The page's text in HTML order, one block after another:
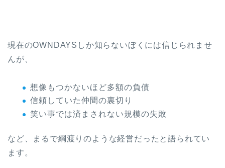
現在のOWNDAYSしか知らないぼくには信じられませ
んが、
想像もつかないほど多額の負債
信頼していた仲間の裏切り
笑い事では済まされない規模の失敗
など、まるで綱渡りのような経営だったと語られてい
ます。